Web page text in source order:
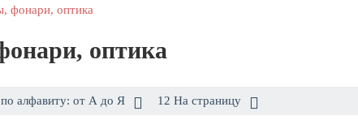
фонари, оптика
оптика
алфавиту: от А до Я 12 На страницу